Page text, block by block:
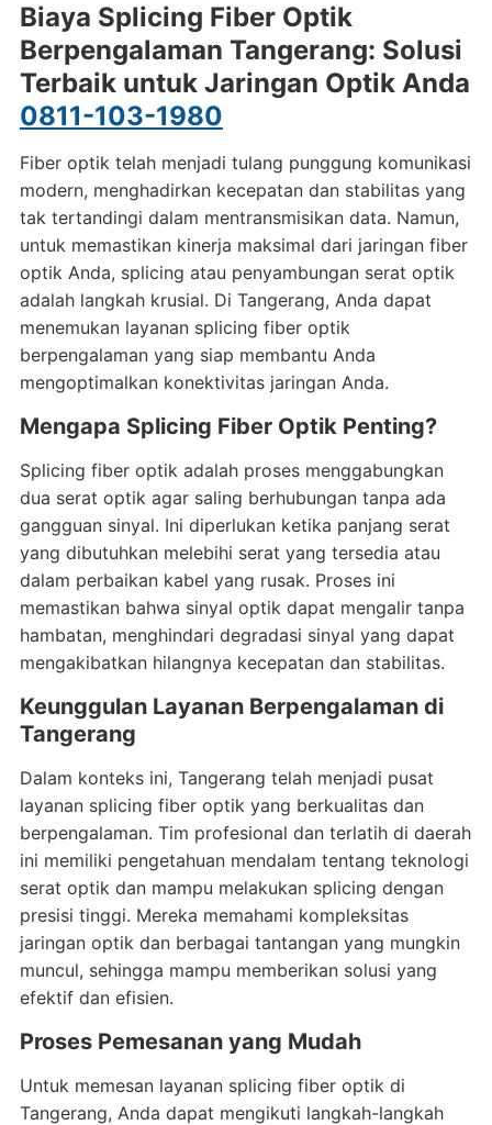
Biaya Splicing Fiber Optik
Berpengalaman Tangerang: Solusi
Terbaik untuk Jaringan Optik Anda
0811-103-1980
Fiber optik telah menjadi tulang punggung komunikasi
modern, menghadirkan kecepatan dan stabilitas yang
tak tertandingi dalam mentransmisikan data. Namun,
untuk memastikan kinerja maksimal dari jaringan fiber
optik Anda, splicing atau penyambungan serat optik
adalah langkah krusial. Di Tangerang, Anda dapat
menemukan layanan splicing fiber optik
berpengalaman yang siap membantu Anda
mengoptimalkan konektivitas jaringan Anda.
Mengapa Splicing Fiber Optik Penting?
Splicing fiber optik adalah proses menggabungkan
dua serat optik agar saling berhubungan tanpa ada
gangguan sinyal. Ini diperlukan ketika panjang serat
yang dibutuhkan melebihi serat yang tersedia atau
dalam perbaikan kabel yang rusak. Proses ini
memastikan bahwa sinyal optik dapat mengalir tanpa
hambatan, menghindari degradasi sinyal yang dapat
mengakibatkan hilangnya kecepatan dan stabilitas.
Keunggulan Layanan Berpengalaman di
Tangerang
Dalam konteks ini, Tangerang telah menjadi pusat
layanan splicing fiber optik yang berkualitas dan
berpengalaman. Tim profesional dan terlatih di daerah
ini memiliki pengetahuan mendalam tentang teknologi
serat optik dan mampu melakukan splicing dengan
presisi tinggi. Mereka memahami kompleksitas
jaringan optik dan berbagai tantangan yang mungkin
muncul, sehingga mampu memberikan solusi yang
efektif dan efisien.
Proses Pemesanan yang Mudah
Untuk memesan layanan splicing fiber optik di
Tangerang, Anda dapat mengikuti langkah-langkah